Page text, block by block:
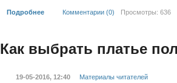
Подробнее Комментарии (0) Просмотры: 636
Как выбрать платье
19-05-2016, 12:40 Материалы читателей